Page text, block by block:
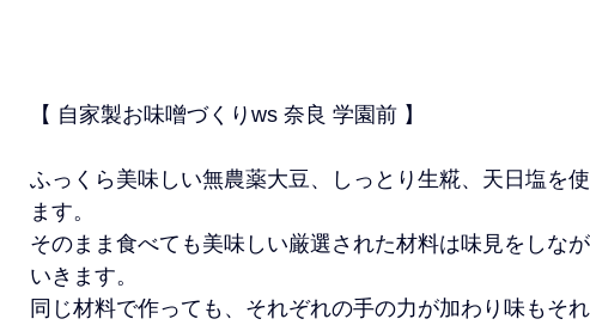
【 自家製お味噌づくりws 奈良 学園前 】
ふっくら美味しい無農薬大豆、しっとり生糀、天日塩を
ます。
そのまま食べても美味しい厳選された材料は味見をしな
いきます。
同じ材料で作っても、それぞれの手の力が加わり味もそ